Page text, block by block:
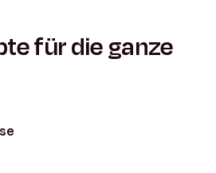
für die ganze